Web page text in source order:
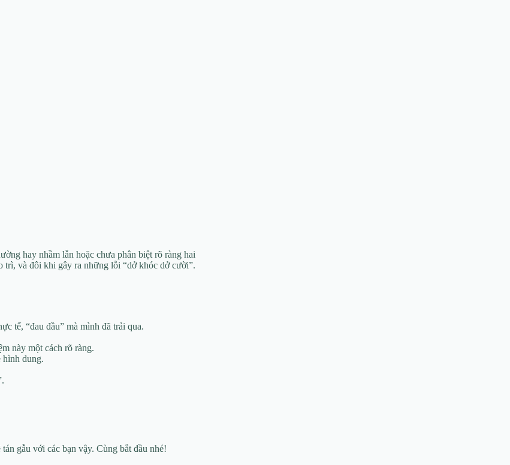
hay nhầm lẫn hoặc chưa phân biệt rõ ràng hai
và đôi khi gây ra những lỗi “dở khóc dở cười”.
tế, “đau đầu” mà mình đã trải qua.
này một cách rõ ràng.
hình dung.
gẫu với các bạn vậy. Cùng bắt đầu nhé!